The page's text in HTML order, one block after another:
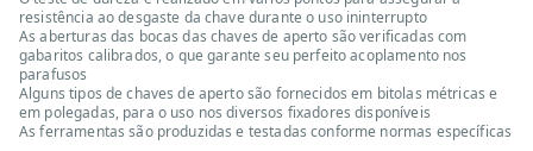
resistência ao desgaste da chave durante o uso ininterrupto
As aberturas das bocas das chaves de aperto são verificadas com
gabaritos calibrados, o que garante seu perfeito acoplamento nos
parafusos
Alguns tipos de chaves de aperto são fornecidos em bitolas métricas e
em polegadas, para o uso nos diversos fixadores disponíveis
As ferramentas são produzidas e testadas conforme normas específicas